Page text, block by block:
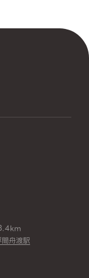
間舟渡駅